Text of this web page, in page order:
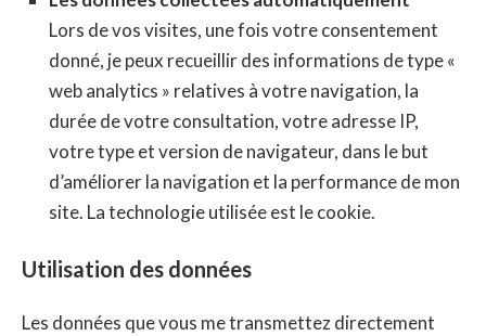
Lors de vos visites, une fois votre consentement
donné, je peux recueillir des informations de type «
web analytics » relatives à votre navigation, la
durée de votre consultation, votre adresse IP,
votre type et version de navigateur, dans le but
d’améliorer la navigation et la performance de mon
site. La technologie utilisée est le cookie.
Utilisation des données
Les données que vous me transmettez directement